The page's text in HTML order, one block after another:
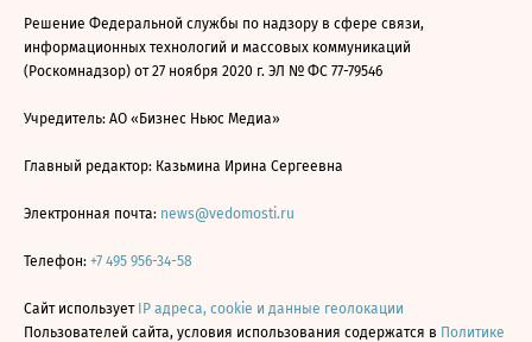
Решение Федеральной службы по надзору в сфере связи,
информационных технологий и массовых коммуникаций
(Роскомнадзор) от 27 ноября 2020 г. ЭЛ № ФС 77-79546
Учредитель: АО «Бизнес Ньюс Медиа»
Главный редактор: Казьмина Ирина Сергеевна
Электронная почта: news@vedomosti.ru
Телефон: +7 495 956-34-58
Сайт использует IP адреса, cookie и данные геолокации
Пользователей сайта, условия использования содержатся в Политике